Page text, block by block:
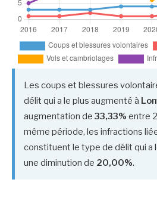
Les coups et blessures
délit qui a le plus augmenté à
augmentation de 33,33% entre
même période, les infractions
constituent le type de délit qui a
une diminution de 20,00%.